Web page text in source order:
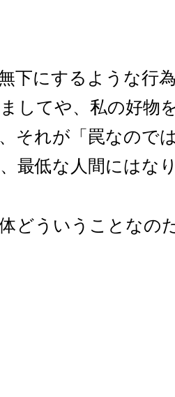
下にするような行
してや、私の好物
それが「罠なので
最低な人間にはな
どういうことなの